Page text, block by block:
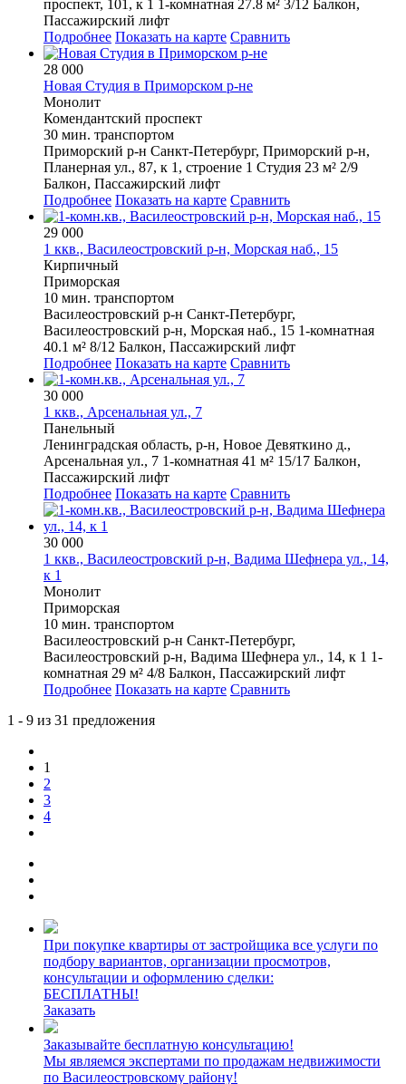
проспект, 101, к 1 1-комнатная 27.8 м² 3/12 Балкон,
Пассажирский лифт
Подробнее Показать на карте Сравнить
28 000
Новая Студия в Приморском р-не
Монолит
Комендантский проспект
30 мин. транспортом
Приморский р-н Санкт-Петербург, Приморский р-н,
Планерная ул., 87, к 1, строение 1 Студия 23 м² 2/9
Балкон, Пассажирский лифт
Подробнее Показать на карте Сравнить
29 000
1 ккв., Василеостровский р-н, Морская наб., 15
Кирпичный
Приморская
10 мин. транспортом
Василеостровский р-н Санкт-Петербург,
Василеостровский р-н, Морская наб., 15 1-комнатная
40.1 м² 8/12 Балкон, Пассажирский лифт
Подробнее Показать на карте Сравнить
30 000
1 ккв., Арсенальная ул., 7
Панельный
Ленинградская область, р-н, Новое Девяткино д.,
Арсенальная ул., 7 1-комнатная 41 м² 15/17 Балкон,
Пассажирский лифт
Подробнее Показать на карте Сравнить
30 000
1 ккв., Василеостровский р-н, Вадима Шефнера ул., 14,
к 1
Монолит
Приморская
10 мин. транспортом
Василеостровский р-н Санкт-Петербург,
Василеостровский р-н, Вадима Шефнера ул., 14, к 1 1-
комнатная 29 м² 4/8 Балкон, Пассажирский лифт
Подробнее Показать на карте Сравнить
1 - 9 из 31 предложения
1
2
3
4
При покупке квартиры от застройщика все услуги по
подбору вариантов, организации просмотров,
консультации и оформлению сделки:
БЕСПЛАТНЫ!
Заказать
Заказывайте бесплатную консультацию!
Мы являемся экспертами по продажам недвижимости
по Василеостровскому району!